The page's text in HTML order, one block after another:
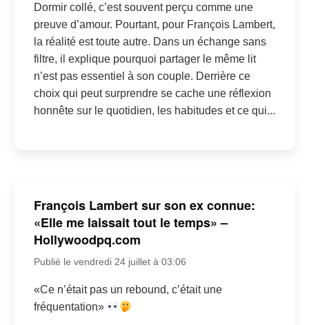
Dormir collé, c’est souvent perçu comme une
preuve d’amour. Pourtant, pour François Lambert,
la réalité est toute autre. Dans un échange sans
filtre, il explique pourquoi partager le même lit
n’est pas essentiel à son couple. Derrière ce
choix qui peut surprendre se cache une réflexion
honnête sur le quotidien, les habitudes et ce qui...
François Lambert sur son ex connue:
«Elle me laissait tout le temps» –
Hollywoodpq.com
Publié le vendredi 24 juillet à 03:06
«Ce n’était pas un rebound, c’était une
fréquentation»